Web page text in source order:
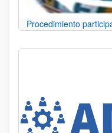
Procedimiento